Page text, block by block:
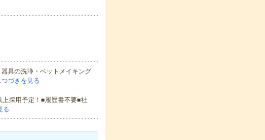
具の洗浄・ベットメイキング
つづきを見る
採用予定！■履歴書不要■社
る